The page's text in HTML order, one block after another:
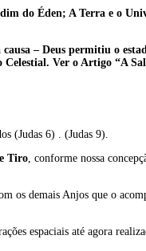
do Éden; A Terra e o
– Deus permitiu o
Ver o Artigo “A
(Judas 6) . (Judas 9).
Tiro, conforme nossa
os demais Anjos que o
espaciais até agora